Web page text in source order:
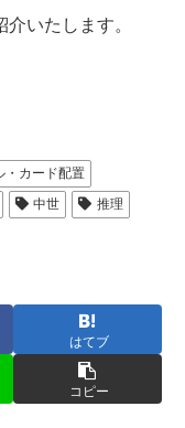
いたします。
・カード配置
中世
推理
はてブ
コピー